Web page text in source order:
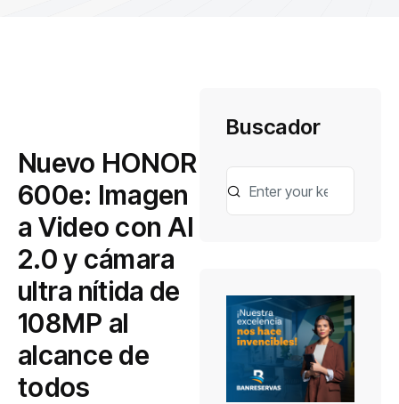
Nuevo HONOR
600e: Imagen
a Video con AI
2.0 y cámara
ultra nítida de
108MP al
alcance de
todos
Buscador